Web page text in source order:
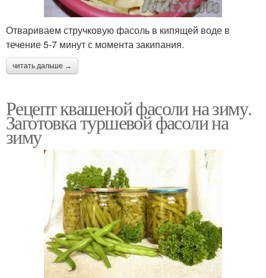
Отвариваем стручковую фасоль в кипящей воде в
течение 5-7 минут с момента закипания.
читать дальше →
Рецепт квашеной фасоли на зиму.
Заготовка туршевой фасоли на
зиму